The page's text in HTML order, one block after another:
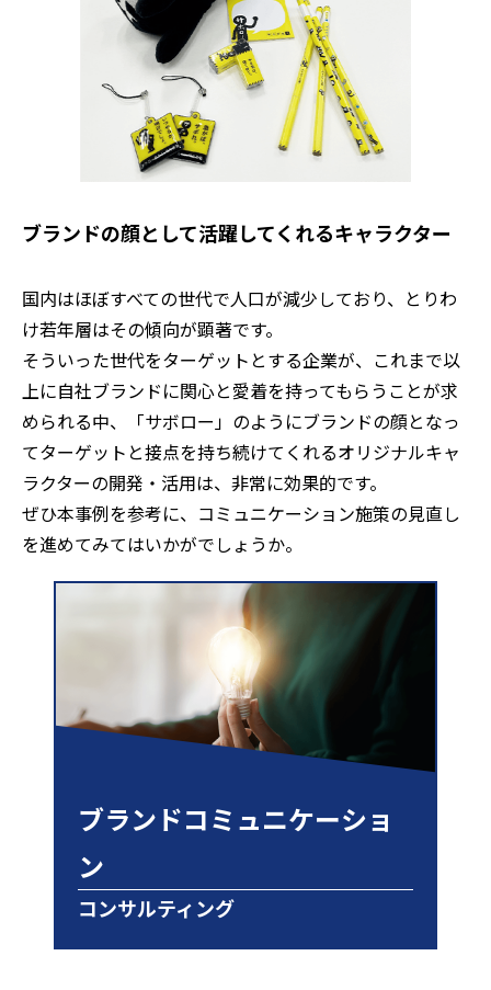
ブランドの顔として活躍してくれるキャラクター
国内はほぼすべての世代で人口が減少しており、とりわ
け若年層はその傾向が顕著です。
そういった世代をターゲットとする企業が、これまで以
上に自社ブランドに関心と愛着を持ってもらうことが求
められる中、「サボロー」のようにブランドの顔となっ
てターゲットと接点を持ち続けてくれるオリジナルキャ
ラクターの開発・活用は、非常に効果的です。
ぜひ本事例を参考に、コミュニケーション施策の見直し
を進めてみてはいかがでしょうか。
ブランドコミュニケーショ
ン
コンサルティング